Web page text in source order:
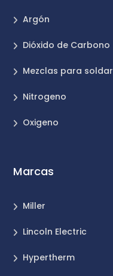
Argón
Dióxido de Carbono
Mezclas para soldar
Nitrogeno
Oxigeno
Marcas
Miller
Lincoln Electric
Hypertherm